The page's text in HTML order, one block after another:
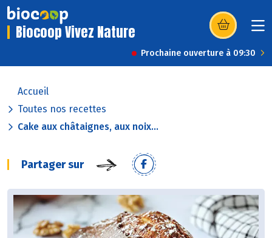
Biocoop Vivez Nature (s’ouvre dans
Prochaine ouverture à 09:30
Accueil
Toutes nos recettes
Cake aux châtaignes, aux noix...
Partager sur